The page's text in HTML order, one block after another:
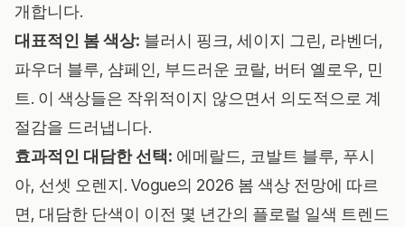
개합니다.
대표적인 봄 색상: 블러시 핑크, 세이지 그린, 라벤더,
파우더 블루, 샴페인, 부드러운 코랄, 버터 옐로우, 민
트. 이 색상들은 작위적이지 않으면서 의도적으로 계
절감을 드러냅니다.
효과적인 대담한 선택: 에메랄드, 코발트 블루, 푸시
아, 선셋 오렌지. Vogue의 2026 봄 색상 전망에 따르
면, 대담한 단색이 이전 몇 년간의 플로럴 일색 트렌드